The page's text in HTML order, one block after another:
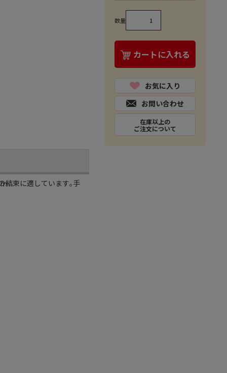
結束に適しています｡手
数量
カートに入れる
お気に入り
お問い合わせ
在庫以上の
ご注文について